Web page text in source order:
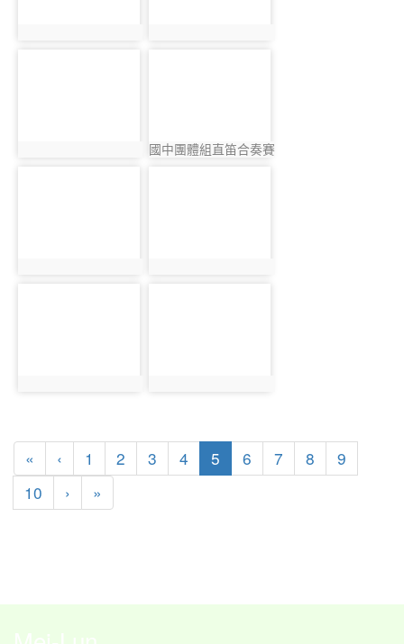
國中團體組直笛合奏賽
photo:3985
« 第一頁
‹ 上一頁
1 2 3 4 5 (目前頁次)
6 7 8
9
10
› 下一頁
»